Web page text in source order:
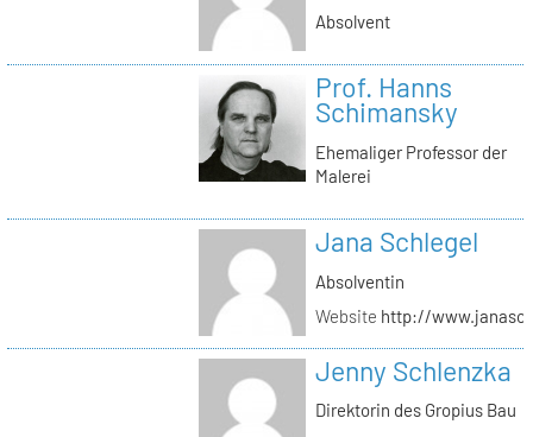
Absolvent
Prof. Hanns
Schimansky
Ehemaliger Professor der
Malerei
Jana Schlegel
Absolventin
Website http://
Jenny Schlenzka
Direktorin des Gropius Bau